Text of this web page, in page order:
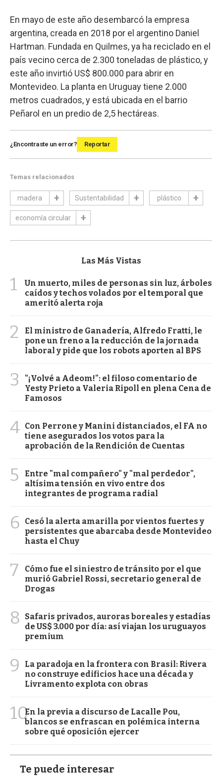
En mayo de este año desembarcó la empresa
argentina, creada en 2018 por el argentino Daniel
Hartman. Fundada en Quilmes, ya ha reciclado en el
país vecino cerca de 2.300 toneladas de plástico, y
este año invirtió US$ 800.000 para abrir en
Montevideo. La planta en Uruguay tiene 2.000
metros cuadrados, y está ubicada en el barrio
Peñarol en un predio de 2,5 hectáreas.
¿Encontraste un error? Reportar
Temas relacionados
madera Sustentabilidad plástico
economía circular
Las Más Vistas
1
Un muerto, miles de personas sin luz, árboles
caídos y techos volados por el temporal que
ameritó alerta roja
2
El ministro de Ganadería, Alfredo Fratti, le
pone un freno a la reducción de la jornada
laboral y pide que los robots aporten al BPS
3
"¡Volvé a Adeom!": el filoso comentario de
Yesty Prieto a Valeria Ripoll en plena Cena de
Famosos
4 Con Perrone y Manini distanciados, el FA no
tiene asegurados los votos para la
aprobación de la Rendición de Cuentas
5
Entre "mal compañero" y "mal perdedor",
altísima tensión en vivo entre dos
integrantes de programa radial
6
Cesó la alerta amarilla por vientos fuertes y
persistentes que abarcaba desde Montevideo
hasta el Chuy
7
Cómo fue el siniestro de tránsito por el que
murió Gabriel Rossi, secretario general de
Drogas
8
Safaris privados, auroras boreales y estadías
de US$ 3.000 por día: así viajan los uruguayos
premium
9
La paradoja en la frontera con Brasil: Rivera
no construye edificios hace una década y
Livramento explota con obras
10En la previa a discurso de Lacalle Pou,
blancos se enfrascan en polémica interna
sobre qué oposición ejercer
Te puede interesar